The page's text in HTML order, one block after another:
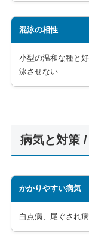
混泳の相性
小型の温和な種と
泳させない
病気と対策
かかりやすい病気
白点病、尾ぐされ